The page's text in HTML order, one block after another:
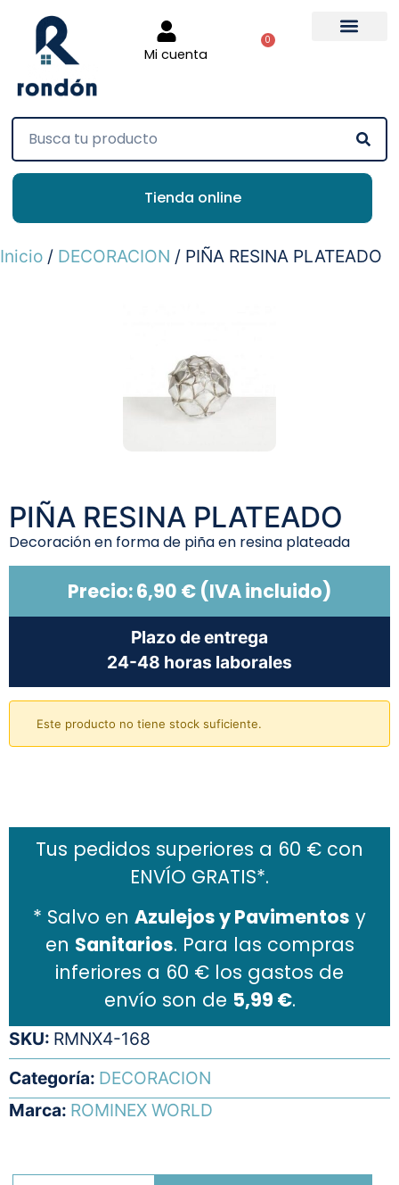
Mi cuenta
0
Tienda online
Inicio / DECORACION / PIÑA RESINA PLATEADO
PIÑA RESINA PLATEADO
Decoración en forma de piña en resina plateada
Precio:6,90 € (IVA incluido)
Plazo de entrega
24-48 horas laborales
Este producto no tiene stock suficiente.
Tus pedidos superiores a 60 € con
ENVÍO GRATIS*.
* Salvo en Azulejos y Pavimentos y
en Sanitarios. Para las compras
inferiores a 60 € los gastos de
envío son de 5,99 €.
SKU: RMNX4-168
Categoría: DECORACION
Marca: ROMINEX WORLD